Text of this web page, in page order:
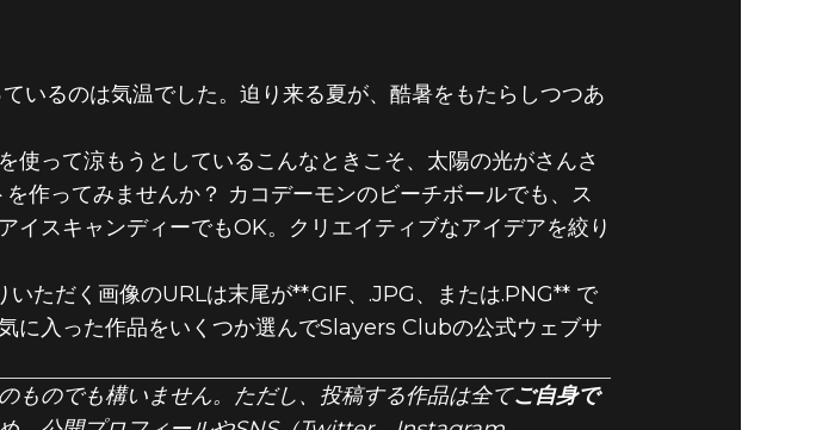
アートを投稿し
お題は「サマー
いるのは気温でした。迫り来る夏が、酷暑をもたらしつつあ
って涼もうとしているこんなときこそ、太陽の光がさんさ
作ってみませんか？ カコデーモンのビーチボールでも、ス
イスキャンディーでもOK。クリエイティブなアイデアを絞り
ただく画像のURLは末尾が**.GIF、.JPG、または.PNG** で
に入った作品をいくつか選んでSlayers Clubの公式ウェブサ
ものでも構いません。ただし、投稿する作品は全てご自身で